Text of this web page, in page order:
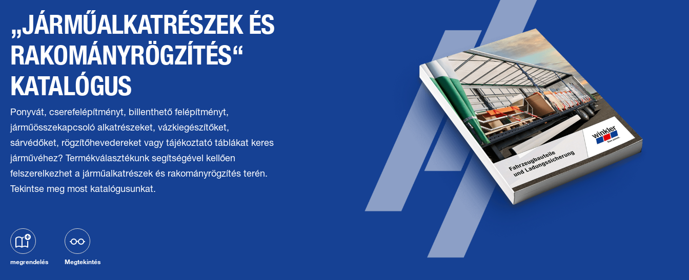
„JÁRMŰALKATRÉSZEK ÉS
RAKOMÁNYRÖGZÍTÉS“
KATALÓGUS
Ponyvát, cserefelépítményt, billenthető felépítményt,
járműösszekapcsoló alkatrészeket, vázkiegészítőket,
sárvédőket, rögzítőhevedereket vagy tájékoztató táblákat keres
járművéhez? Termékválasztékunk segítségével kellően
felszerelkezhet a járműalkatrészek és rakományrögzítés terén.
Tekintse meg most katalógusunkat.
megrendelés Megtekintés